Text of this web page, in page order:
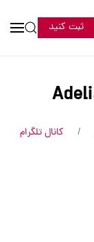
ثبت کنید
کانال تلگرام